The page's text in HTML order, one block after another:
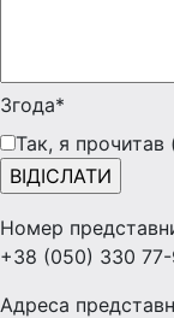
Згода*
Так, я прочитав
Номер
+38 (050) 330
Адреса